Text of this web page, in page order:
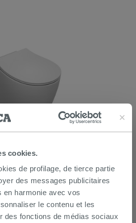
cookies.
de profilage, de tierce partie
des messages publicitaires
harmonie avec vos
le contenu et les
des fonctions de médias sociaux
au mur blanc mat
/PC372,90 € -55,00 %
AU PANIER